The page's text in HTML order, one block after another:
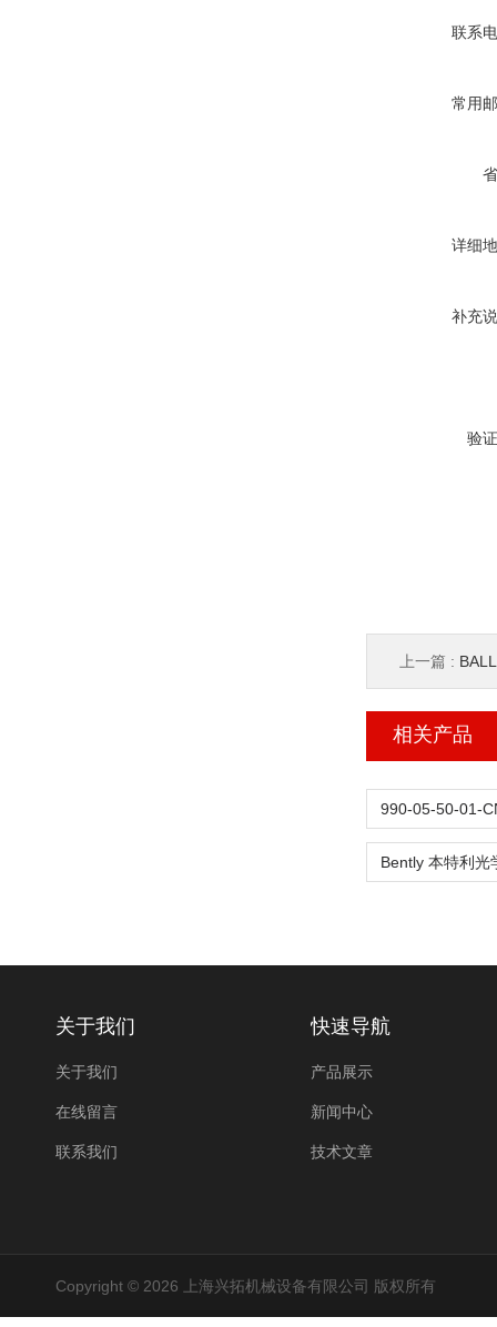
联系
常用
详细
补充
验
上一篇 :
相关产品
关于我们
关于我们
在线留言
联系我们
快速导航
产品展示
新闻中心
技术文章
Copyright © 2026 上海兴拓机械设备有限公司 版权所有